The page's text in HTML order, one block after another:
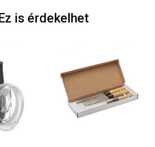
Ez is érdekelhet